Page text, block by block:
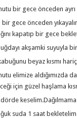
bir gece önceden ayrı
gece önceden
kapatıp bir gece
akşamki suyuyla
beyaz kısmı
elimize aldığımızda
için güzel haşlama
dörde
suda 1 saat